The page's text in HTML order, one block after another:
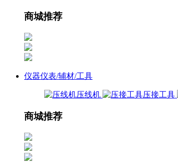
商城推荐
仪器仪表/辅材/工具
压线机 压接工具
商城推荐